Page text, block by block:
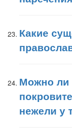
Какие
Можно ли
нежели у